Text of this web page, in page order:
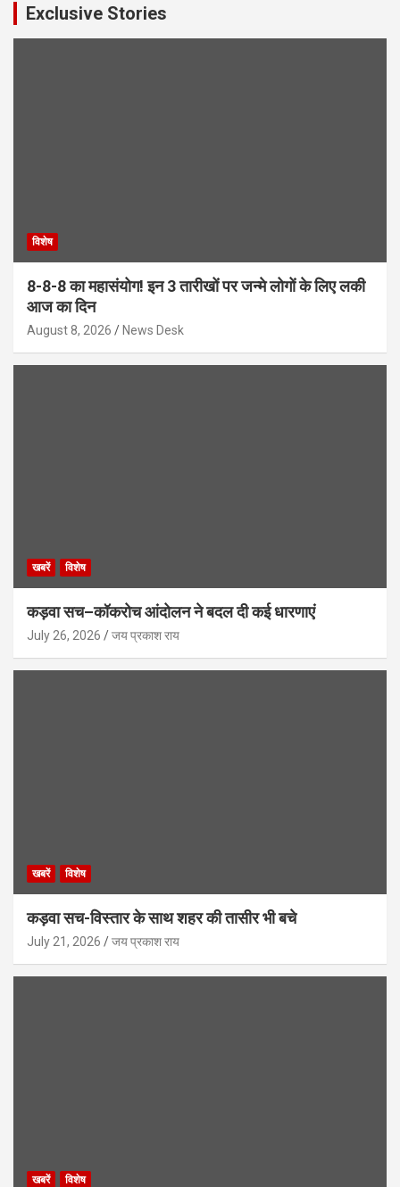
Exclusive Stories
विशेष
8-8-8 का महासंयोग! इन 3 तारीखों पर जन्मे लोगों के लिए लकी
आज का दिन
August 8, 2026 News Desk
खबरें विशेष
कड़वा सच–कॉकरोच आंदोलन ने बदल दी कई धारणाएं
July 26, 2026 जय प्रकाश राय
खबरें विशेष
कड़वा सच-विस्तार के साथ शहर की तासीर भी बचे
July 21, 2026 जय प्रकाश राय
खबरें विशेष